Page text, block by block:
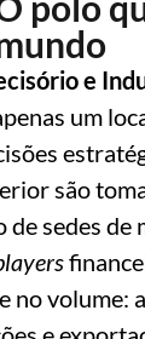
e
um
são
de sedes de
no volume: